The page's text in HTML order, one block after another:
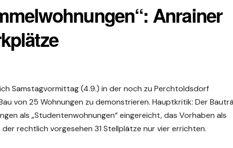
Anrainer
Samstagvormittag (4.9.) in der noch zu Perchtoldsdorf
von 25 Wohnungen zu demonstrieren. Hauptkritik: Der
als „Studentenwohnungen“ eingereicht, das Vorhaben als
rechtlich vorgesehen 31 Stellplätze nur vier errichten.